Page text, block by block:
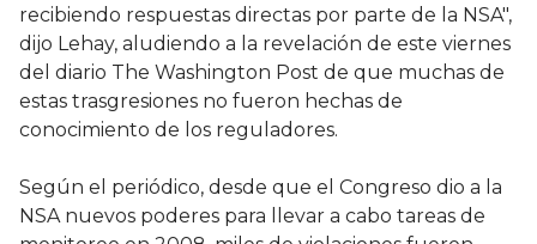
recibiendo respuestas directas por parte de la NSA",
dijo Lehay, aludiendo a la revelación de este viernes
del diario The Washington Post de que muchas de
estas trasgresiones no fueron hechas de
conocimiento de los reguladores.
Según el periódico, desde que el Congreso dio a la
NSA nuevos poderes para llevar a cabo tareas de